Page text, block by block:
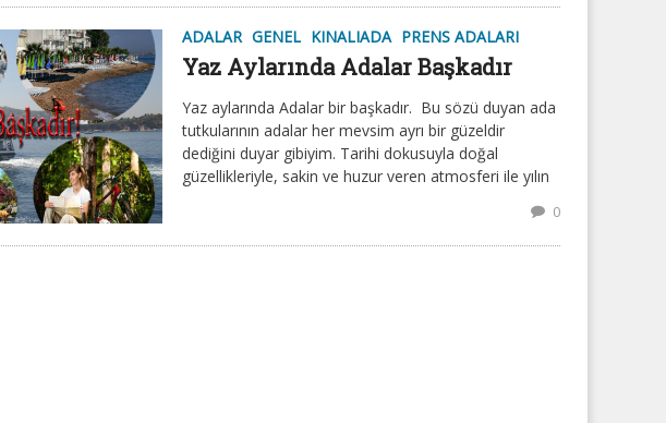
ADALAR GENEL KINALIADA PRENS ADALARI
Yaz Aylarında Adalar Başkadır
Yaz aylarında Adalar bir başkadır. Bu sözü duyan ada
tutkularının adalar her mevsim ayrı bir güzeldir
dediğini duyar gibiyim. Tarihi dokusuyla doğal
güzellikleriyle, sakin ve huzur veren atmosferi ile yılın
0